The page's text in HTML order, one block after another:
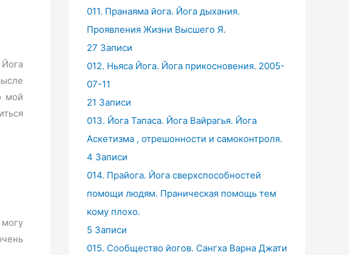
мой
011. Пранаяма йога. Йога дыхания.
Проявления Жизни Высшего Я.
27 Записи
012. Ньяса Йога. Йога прикосновения. 2005-
07-11
21 Записи
013. Йога Тапаса. Йога Вайрагья. Йога
Аскетизма , отрешонности и самоконтроля.
4 Записи
014. Прайога. Йога сверхспособностей
помощи людям. Праническая помощь тем
кому плохо.
5 Записи
015. Сообщество йогов. Сангха Варна Джати